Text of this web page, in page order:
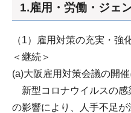
1.雇用・労働・ジェ
（1）雇用対策の充実・強
＜継続＞
(a)大阪雇用対策会議の開
新型コロナウイルスの感
の影響により、人手不足